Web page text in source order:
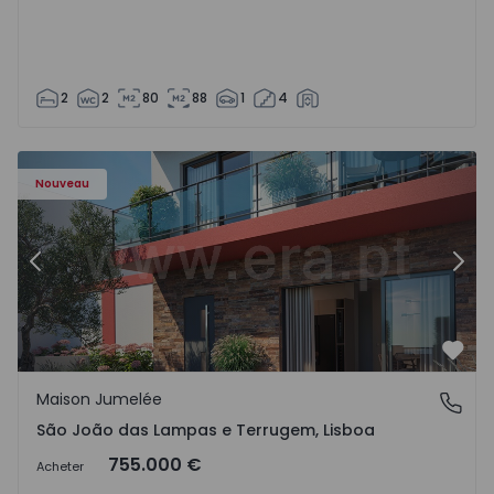
2 2 80 88 1 4
Nouveau
Précédent
São João das Lampas e Terrugem, Lisboa
Maison Jumelée
São João das Lampas e Terrugem, Lisboa
Acheter 755.000 €